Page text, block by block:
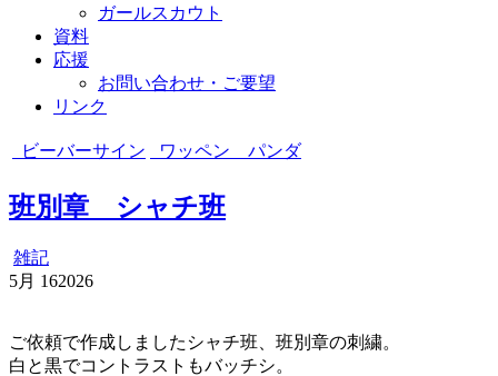
ガールスカウト
資料
応援
お問い合わせ・ご要望
リンク
ビーバーサイン ワッペン パンダ
班別章 シャチ班
雑記
5月 162026
ご依頼で作成しましたシャチ班、班別章の刺繍。
白と黒でコントラストもバッチシ。